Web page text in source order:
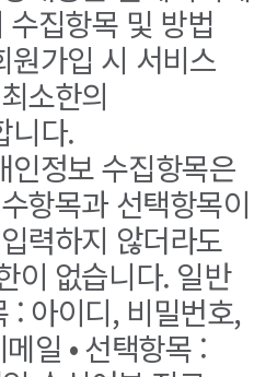
집항목 및 방법
원가입 시 서비스
소한의
니다.
인정보 수집항목은
항목과 선택항목이
력하지 않더라도
이 없습니다. 일반
: 아이디, 비밀번호,
일 • 선택항목 :